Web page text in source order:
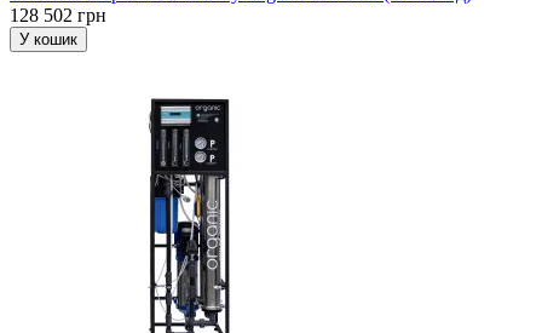
128 502 грн
У кошик